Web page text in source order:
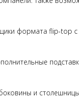
формата flip-top
и